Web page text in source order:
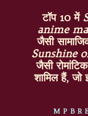
टॉप 10 में
anime
जैसी
Sunshine
जैसी
शामिल हैं, जो